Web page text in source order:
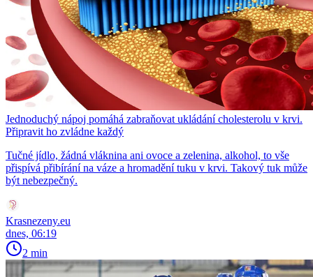
Jednoduchý nápoj pomáhá zabraňovat ukládání cholesterolu v krvi.
Připravit ho zvládne každý
Tučné jídlo, žádná vláknina ani ovoce a zelenina, alkohol, to vše
přispívá přibírání na váze a hromadění tuku v krvi. Takový tuk může
být nebezpečný.
Krasnezeny.eu
dnes, 06:19
2 min